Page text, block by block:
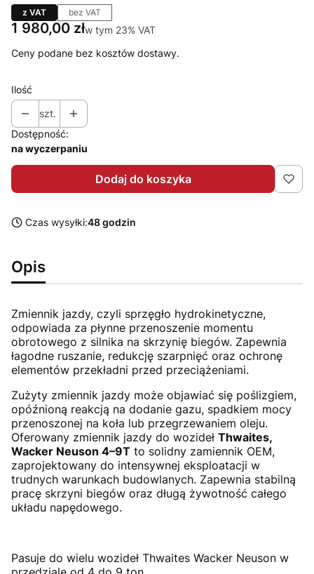
z VAT bez VAT
Cena
1 980,00 złw tym 23% VAT
w tym 23% VAT
Ceny podane bez kosztów dostawy.
Ilość
szt.
Dostępność:
na wyczerpaniu
Dodaj do koszyka
Czas wysyłki:48 godzin
Opis
Zmiennik jazdy, czyli sprzęgło hydrokinetyczne,
odpowiada za płynne przenoszenie momentu
obrotowego z silnika na skrzynię biegów. Zapewnia
łagodne ruszanie, redukcję szarpnięć oraz ochronę
elementów przekładni przed przeciążeniami.
Zużyty zmiennik jazdy może objawiać się poślizgiem,
opóźnioną reakcją na dodanie gazu, spadkiem mocy
przenoszonej na koła lub przegrzewaniem oleju.
Oferowany zmiennik jazdy do wozideł Thwaites,
Wacker Neuson 4–9T to solidny zamiennik OEM,
zaprojektowany do intensywnej eksploatacji w
trudnych warunkach budowlanych. Zapewnia stabilną
pracę skrzyni biegów oraz długą żywotność całego
układu napędowego.
Pasuje do wielu wozideł Thwaites Wacker Neuson w